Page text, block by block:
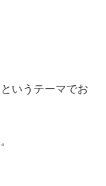
いうテーマでお